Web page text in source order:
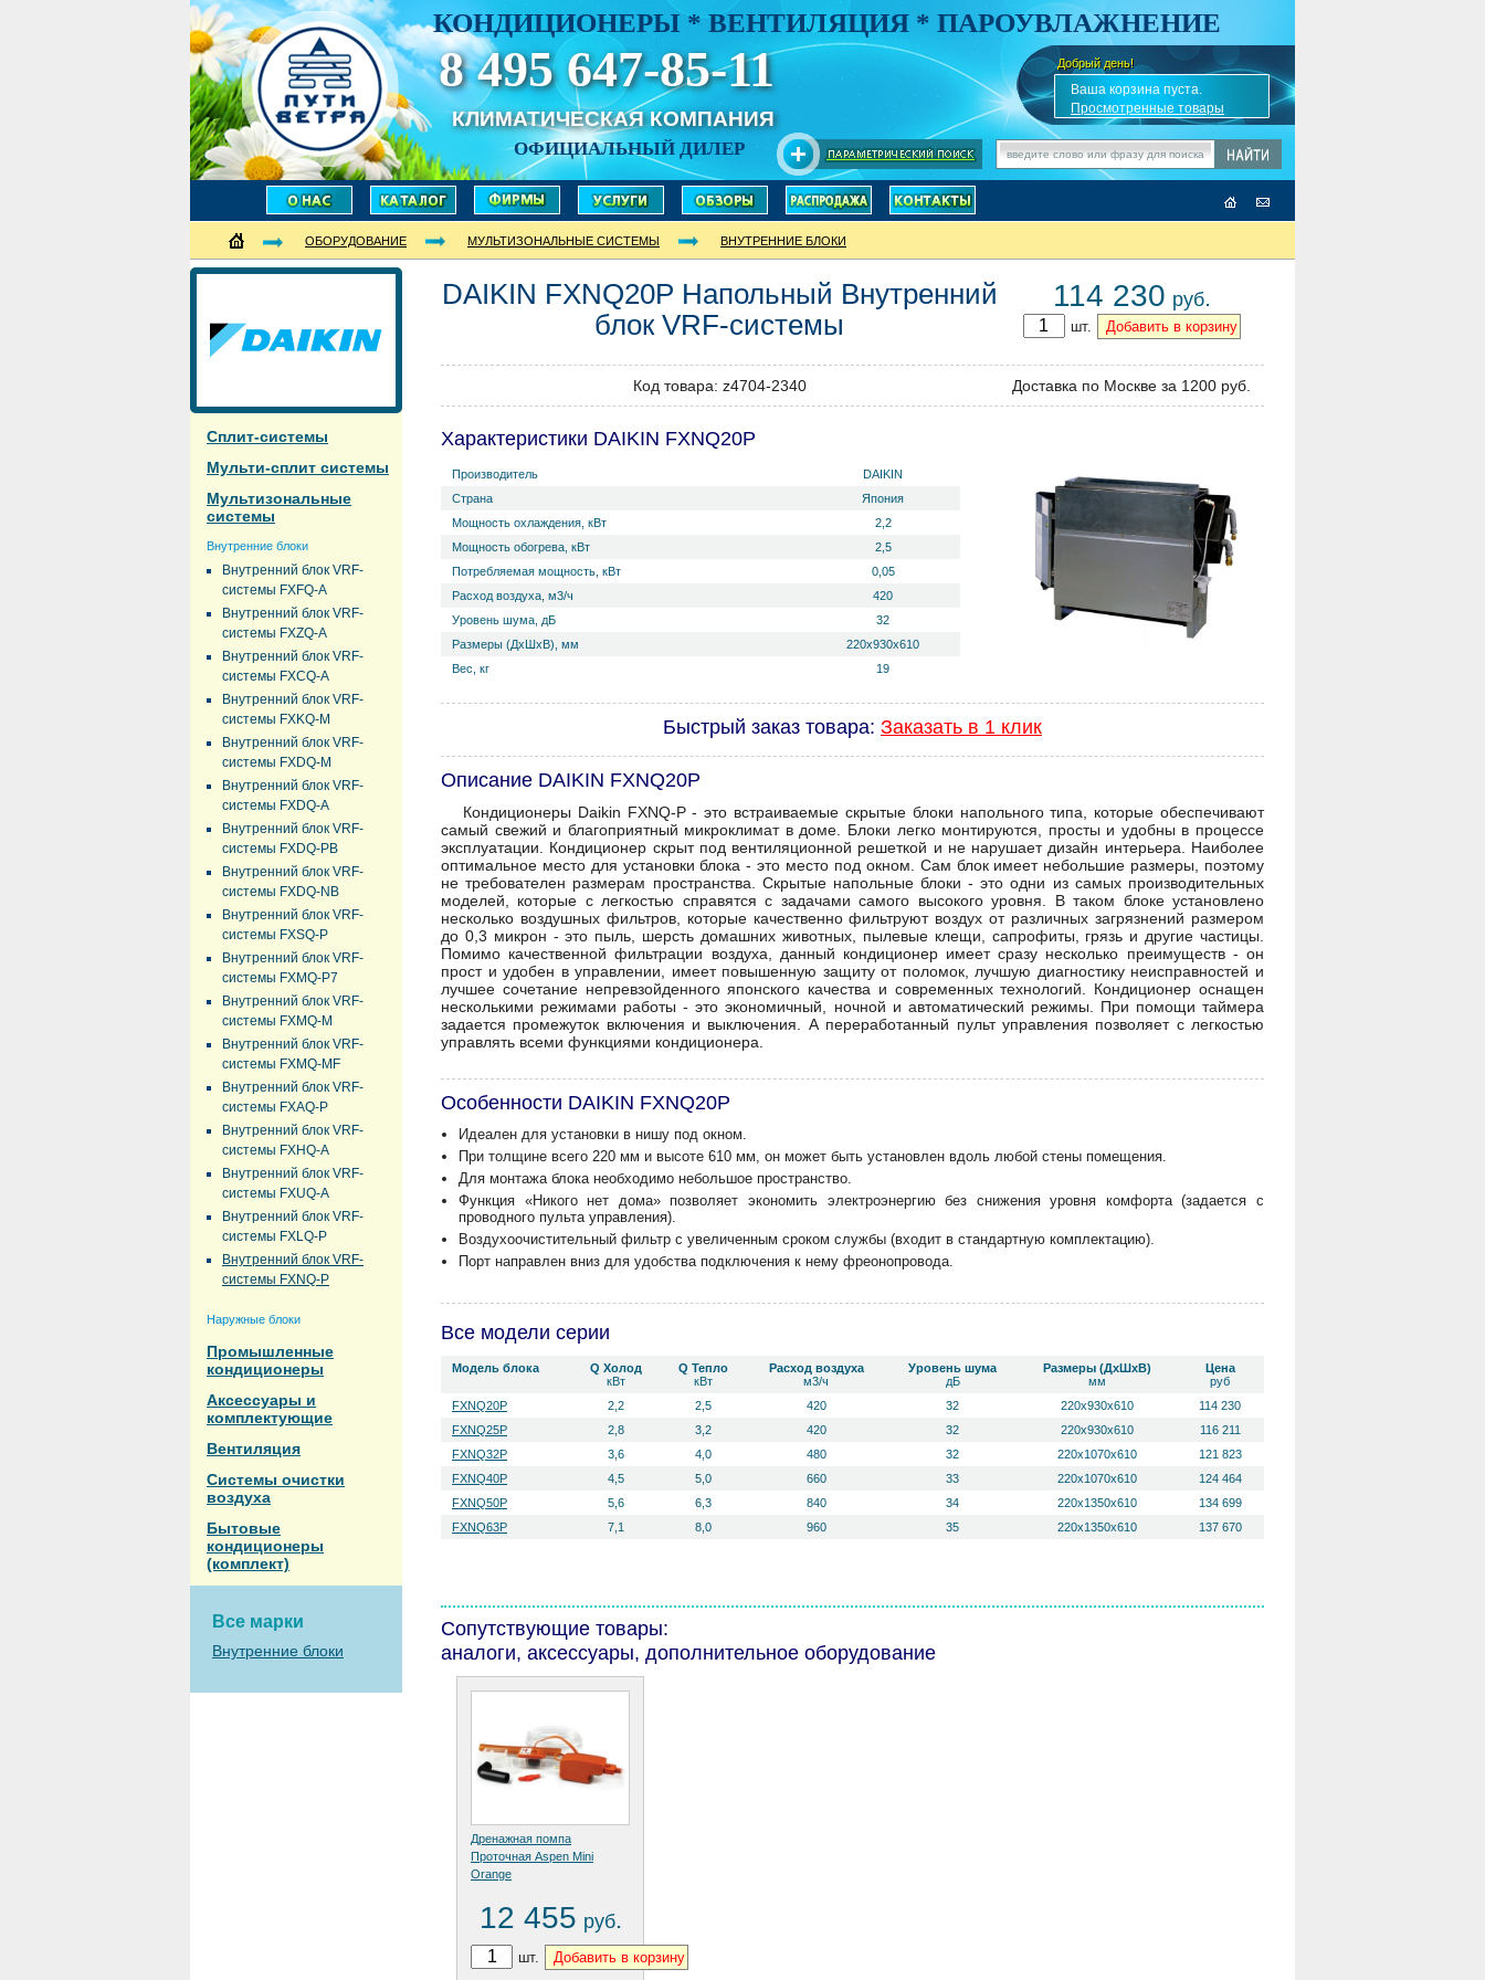
КОНДИЦИОНЕРЫ * ВЕНТИЛЯЦИЯ * ПАРОУВЛАЖНЕНИЕ
8 495 647-85-11
КЛИМАТИЧЕСКАЯ КОМПАНИЯ
ОФИЦИАЛЬНЫЙ ДИЛЕР
Добрый день!
✎Ваша корзина пуста.
Просмотренные товары
ОБОРУДОВАНИЕ МУЛЬТИЗОНАЛЬНЫЕ СИСТЕМЫ ВНУТРЕННИЕ БЛОКИ
Сплит-системы
Мульти-сплит системы
Мультизональные
системы
Внутренние блоки
Внутренний блок VRF-
системы FXFQ-A
Внутренний блок VRF-
системы FXZQ-A
Внутренний блок VRF-
системы FXCQ-A
Внутренний блок VRF-
системы FXKQ-M
Внутренний блок VRF-
системы FXDQ-M
Внутренний блок VRF-
системы FXDQ-A
Внутренний блок VRF-
системы FXDQ-PB
Внутренний блок VRF-
системы FXDQ-NB
Внутренний блок VRF-
системы FXSQ-P
Внутренний блок VRF-
системы FXMQ-P7
Внутренний блок VRF-
системы FXMQ-M
Внутренний блок VRF-
системы FXMQ-MF
Внутренний блок VRF-
системы FXAQ-P
Внутренний блок VRF-
системы FXHQ-A
Внутренний блок VRF-
системы FXUQ-A
Внутренний блок VRF-
системы FXLQ-P
Внутренний блок VRF-
системы FXNQ-P
Наружные блоки
Промышленные
кондиционеры
Аксессуары и
комплектующие
Вентиляция
Системы очистки
воздуха
Бытовые
кондиционеры
(комплект)
Все марки
Внутренние блоки
DAIKIN FXNQ20P Напольный Внутренний
блок VRF-системы
114 230 руб.
шт.
Код товара: z4704-2340 Доставка по Москве за 1200 руб.
Характеристики DAIKIN FXNQ20P
Производитель
DAIKIN
Страна
Япония
Мощность охлаждения, кВт
2,2
Мощность обогрева, кВт
2,5
Потребляемая мощность, кВт
0,05
Расход воздуха, м3/ч
420
Уровень ш­ума, дБ
32
Размеры (ДхШхВ), мм
220х930х610
Вес, кг
19
Быстрый заказ товара: Заказать в 1 клик
Описание DAIKIN FXNQ20P
Кондиционеры Daikin FXNQ-P - это встраиваемые скрытые блоки напольного типа, которые обеспечивают
самый свежий и благоприятный микроклимат в доме. Блоки легко монтируются, просты и удобны в процессе
эксплуатации. Кондиционер скрыт под вентиляционной решеткой и не нарушает дизайн интерьера. Наиболее
оптимальное место для установки блока - это место под окном. Сам блок имеет небольшие размеры, поэтому
не требователен размерам пространства. Скрытые напольные блоки - это одни из самых производительных
моделей, которые с легкостью справятся с задачами самого высокого уровня. В таком блоке установлено
несколько воздушных фильтров, которые качественно фильтруют воздух от различных загрязнений размером
до 0,3 микрон - это пыль, шерсть домашних животных, пылевые клещи, сапрофиты, грязь и другие частицы.
Помимо качественной фильтрации воздуха, данный кондиционер имеет сразу несколько преимуществ - он
прост и удобен в управлении, имеет повышенную защиту от поломок, лучшую диагностику неисправностей и
лучшее сочетание непревзойденного японского качества и современных технологий. Кондиционер оснащен
несколькими режимами работы - это экономичный, ночной и автоматический режимы. При помощи таймера
задается промежуток включения и выключения. А переработанный пульт управления позволяет с легкостью
управлять всеми функциями кондиционера.
Особенности DAIKIN FXNQ20P
Идеален для установки в нишу под окном.
При толщине всего 220 мм и высоте 610 мм, он может быть установлен вдоль любой стены помещения.
Для монтажа блока необходимо небольшое пространство.
Функция «Никого нет дома» позволяет экономить электроэнергию без снижения уровня комфорта (задается с
проводного пульта управления).
Воздухоочистительный фильтр с увеличенным сроком службы (входит в стандартную комплектацию).
Порт направлен вниз для удобства подключения к нему фреонопровода.
Все модели серии
Модель блока
Q Холод
кВт
Q Тепло
кВт
Расход воздуха
м3/ч
Уровень ш­ума
дБ
Размеры (ДхШхВ)
мм
Цена
руб
FXNQ20P
2,2 2,5 420 32 220х930х610
114 230
FXNQ25P
2,8 3,2 420 32 220х930х610
116 211
FXNQ32P
3,6 4,0 480 32 220х1070х610
121 823
FXNQ40P
4,5 5,0 660 33 220х1070х610
124 464
FXNQ50P
5,6 6,3 840 34 220х1350х610
134 699
FXNQ63P
7,1 8,0 960 35 220х1350х610 137 670
Сопутствующие товары:
аналоги, аксессуары, дополнительное оборудование
Дренажная помпа
Проточная Aspen Mini
Orange
12 455 руб.
шт.